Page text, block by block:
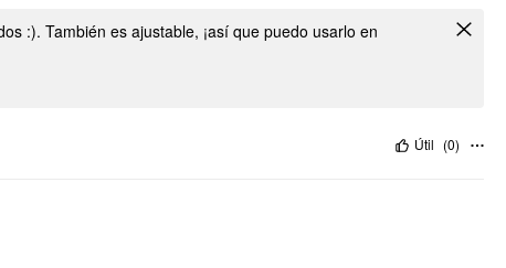
:). También es ajustable, ¡así que puedo usarlo en
Útil (0)